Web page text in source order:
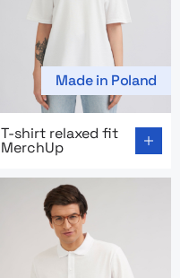
Made in Poland
T-shirt relaxed fit
MerchUp